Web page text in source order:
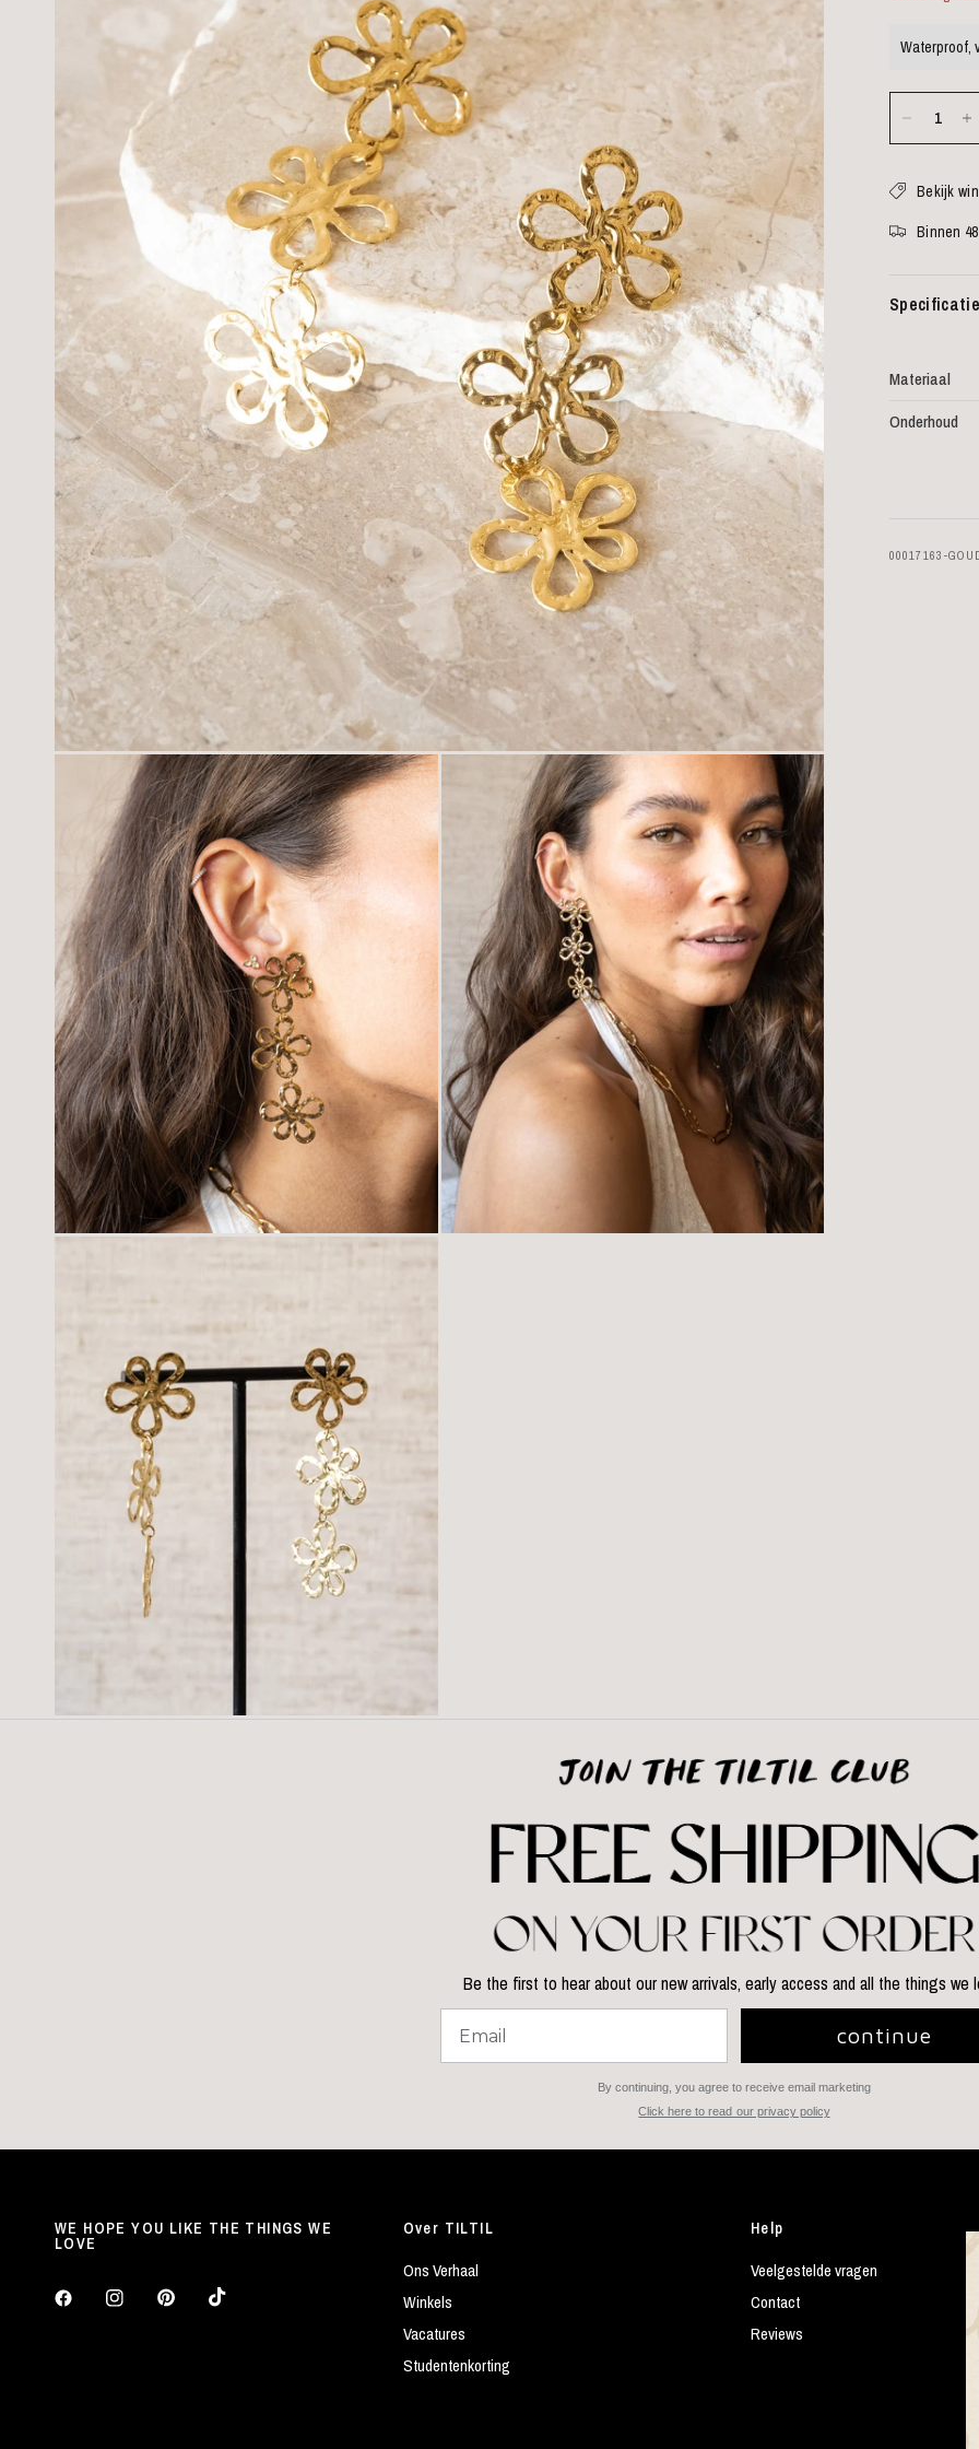
Waterproof,
Bekijk
Binnen
Materiaal
Onderhoud
00017163-
Be the first to hear about our new arrivals, early access and all the things we
continue
By continuing, you agree to receive email marketing
Click here to read our privacy policy
WE HOPE YOU LIKE THE THINGS WE
LOVE
Over TILTIL
Ons Verhaal
Winkels
Vacatures
Studentenkorting
Help
Veelgestelde vragen
Contact
Reviews